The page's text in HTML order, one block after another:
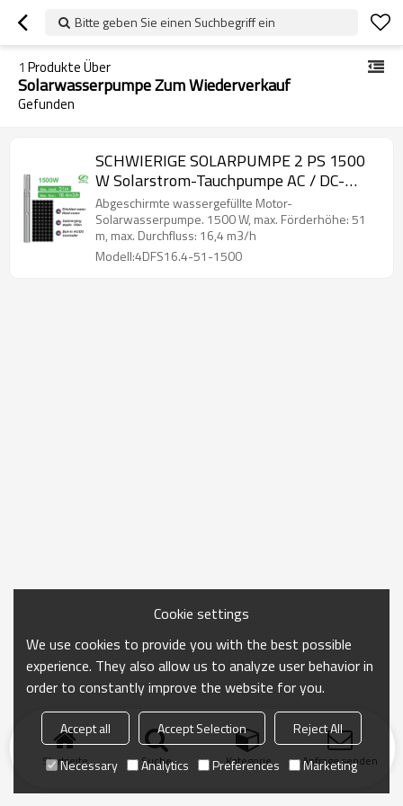
Bitte geben Sie einen Suchbegriff ein
1 Produkte Über
Solarwasserpumpe Zum Wiederverkauf
Gefunden
SCHWIERIGE SOLARPUMPE 2 PS 1500
W Solarstrom-Tauchpumpe AC / DC-
Solarwasserpumpe für den Verkauf von
Tiefbrunnen-Solarbohrbrunnenpumpen
Abgeschirmte wassergefüllte Motor-
Solarwasserpumpe. 1500 W, max. Förderhöhe: 51
m, max. Durchfluss: 16,4 m3/h
Modell:4DFS16.4-51-1500
Startseite Suche Kategorie Anfrage senden
Cookie settings
We use cookies to provide you with the best possible
experience. They also allow us to analyze user behavior in
order to constantly improve the website for you.
Accept all Accept Selection
Reject All
Necessary
Analytics Preferences Marketing